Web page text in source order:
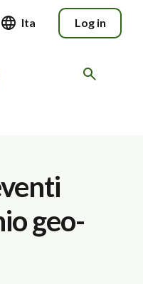
Ita Log in
geo-